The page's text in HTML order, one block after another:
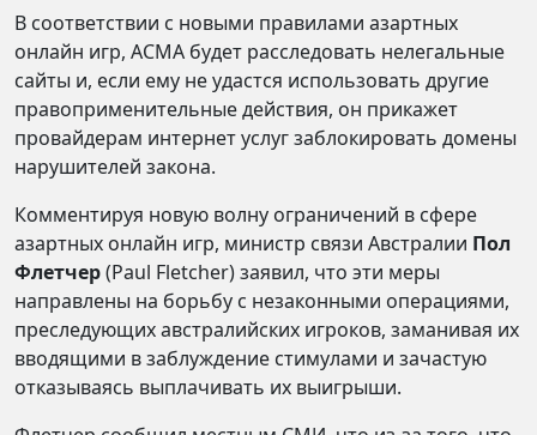
В соответствии с новыми правилами азартных
онлайн игр, ACMA будет расследовать нелегальные
сайты и, если ему не удастся использовать другие
правоприменительные действия, он прикажет
провайдерам интернет услуг заблокировать домены
нарушителей закона.
Комментируя новую волну ограничений в сфере
азартных онлайн игр, министр связи Австралии Пол
Флетчер(Paul Fletcher) заявил, что эти меры
направлены на борьбу с незаконными операциями,
преследующих австралийских игроков, заманивая их
вводящими в заблуждение стимулами и зачастую
отказываясь выплачивать их выигрыши.